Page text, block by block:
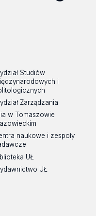
Studiów
i
Zarządzania
w Tomaszowie
naukowe i zespoły
UŁ
UŁ